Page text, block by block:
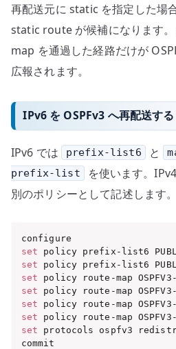
再配送元に static を指定した場
static route が候補になります
map を通過した経路だけが
広報されます。
IPv6 を OSPFv3 へ再配送する
IPv6 では prefix-list6 と
prefix-list
を使います。
別のポリシーとして記述します。
set policy prefix-list6
set policy prefix-list6
set policy route-map
set policy route-map
set policy route-map
set policy route-map
set protocols ospfv3
commit